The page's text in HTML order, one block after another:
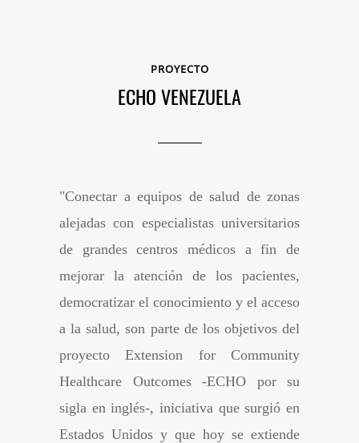
PROYECTO
ECHO VENEZUELA
"Conectar a equipos de salud de zonas
alejadas con especialistas universitarios
de grandes centros médicos a fin de
mejorar la atención de los pacientes,
democratizar el conocimiento y el acceso
a la salud, son parte de los objetivos del
proyecto Extension for Community
Healthcare Outcomes -ECHO por su
sigla en inglés-, iniciativa que surgió en
Estados Unidos y que hoy se extiende